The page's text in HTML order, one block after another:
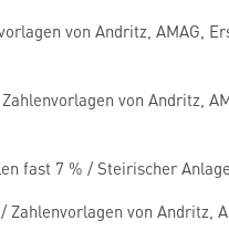
von Andritz, AMAG,
von Andritz,
fast 7 % / Steirischer
von Andritz,